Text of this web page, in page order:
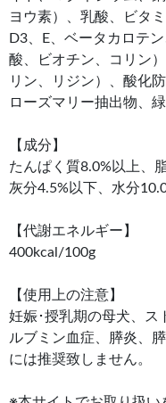
ヨウ素）、乳酸、ビタ
D3、E、ベータカロテ
酸、ビオチン、コリン
リン、リジン）、酸化
ローズマリー抽出物、
【成分】
たんぱく質8.0%以上、
灰分4.5%以下、水分
【代謝エネルギー】
400kcal/100g
【使用上の注意】
妊娠･授乳期の母犬、ス
ルブミン血症、膵炎、
には推奨致しません。